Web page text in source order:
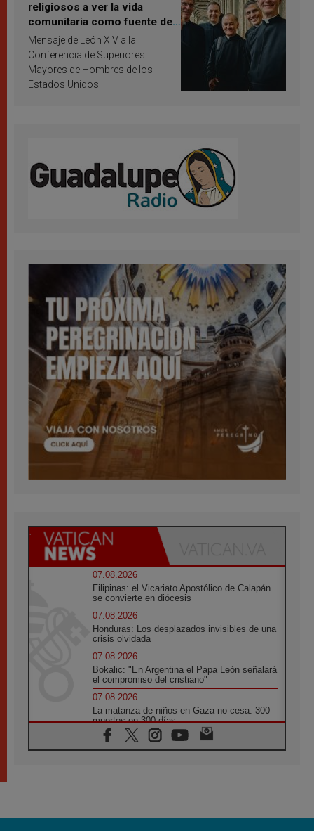
religiosos a ver la vida
comunitaria como fuente de
inspiración y santificación
Mensaje de León XIV a la
Conferencia de Superiores
Mayores de Hombres de los
Estados Unidos
07.08.2026
Filipinas: el Vicariato Apostólico de Calapán
se convierte en diócesis
07.08.2026
Honduras: Los desplazados invisibles de una
crisis olvidada
07.08.2026
Bokalic: "En Argentina el Papa León señalará
el compromiso del cristiano"
07.08.2026
La matanza de niños en Gaza no cesa: 300
muertos en 300 días
07.08.2026
Tagle: La guerra desfigura el mundo, solo la